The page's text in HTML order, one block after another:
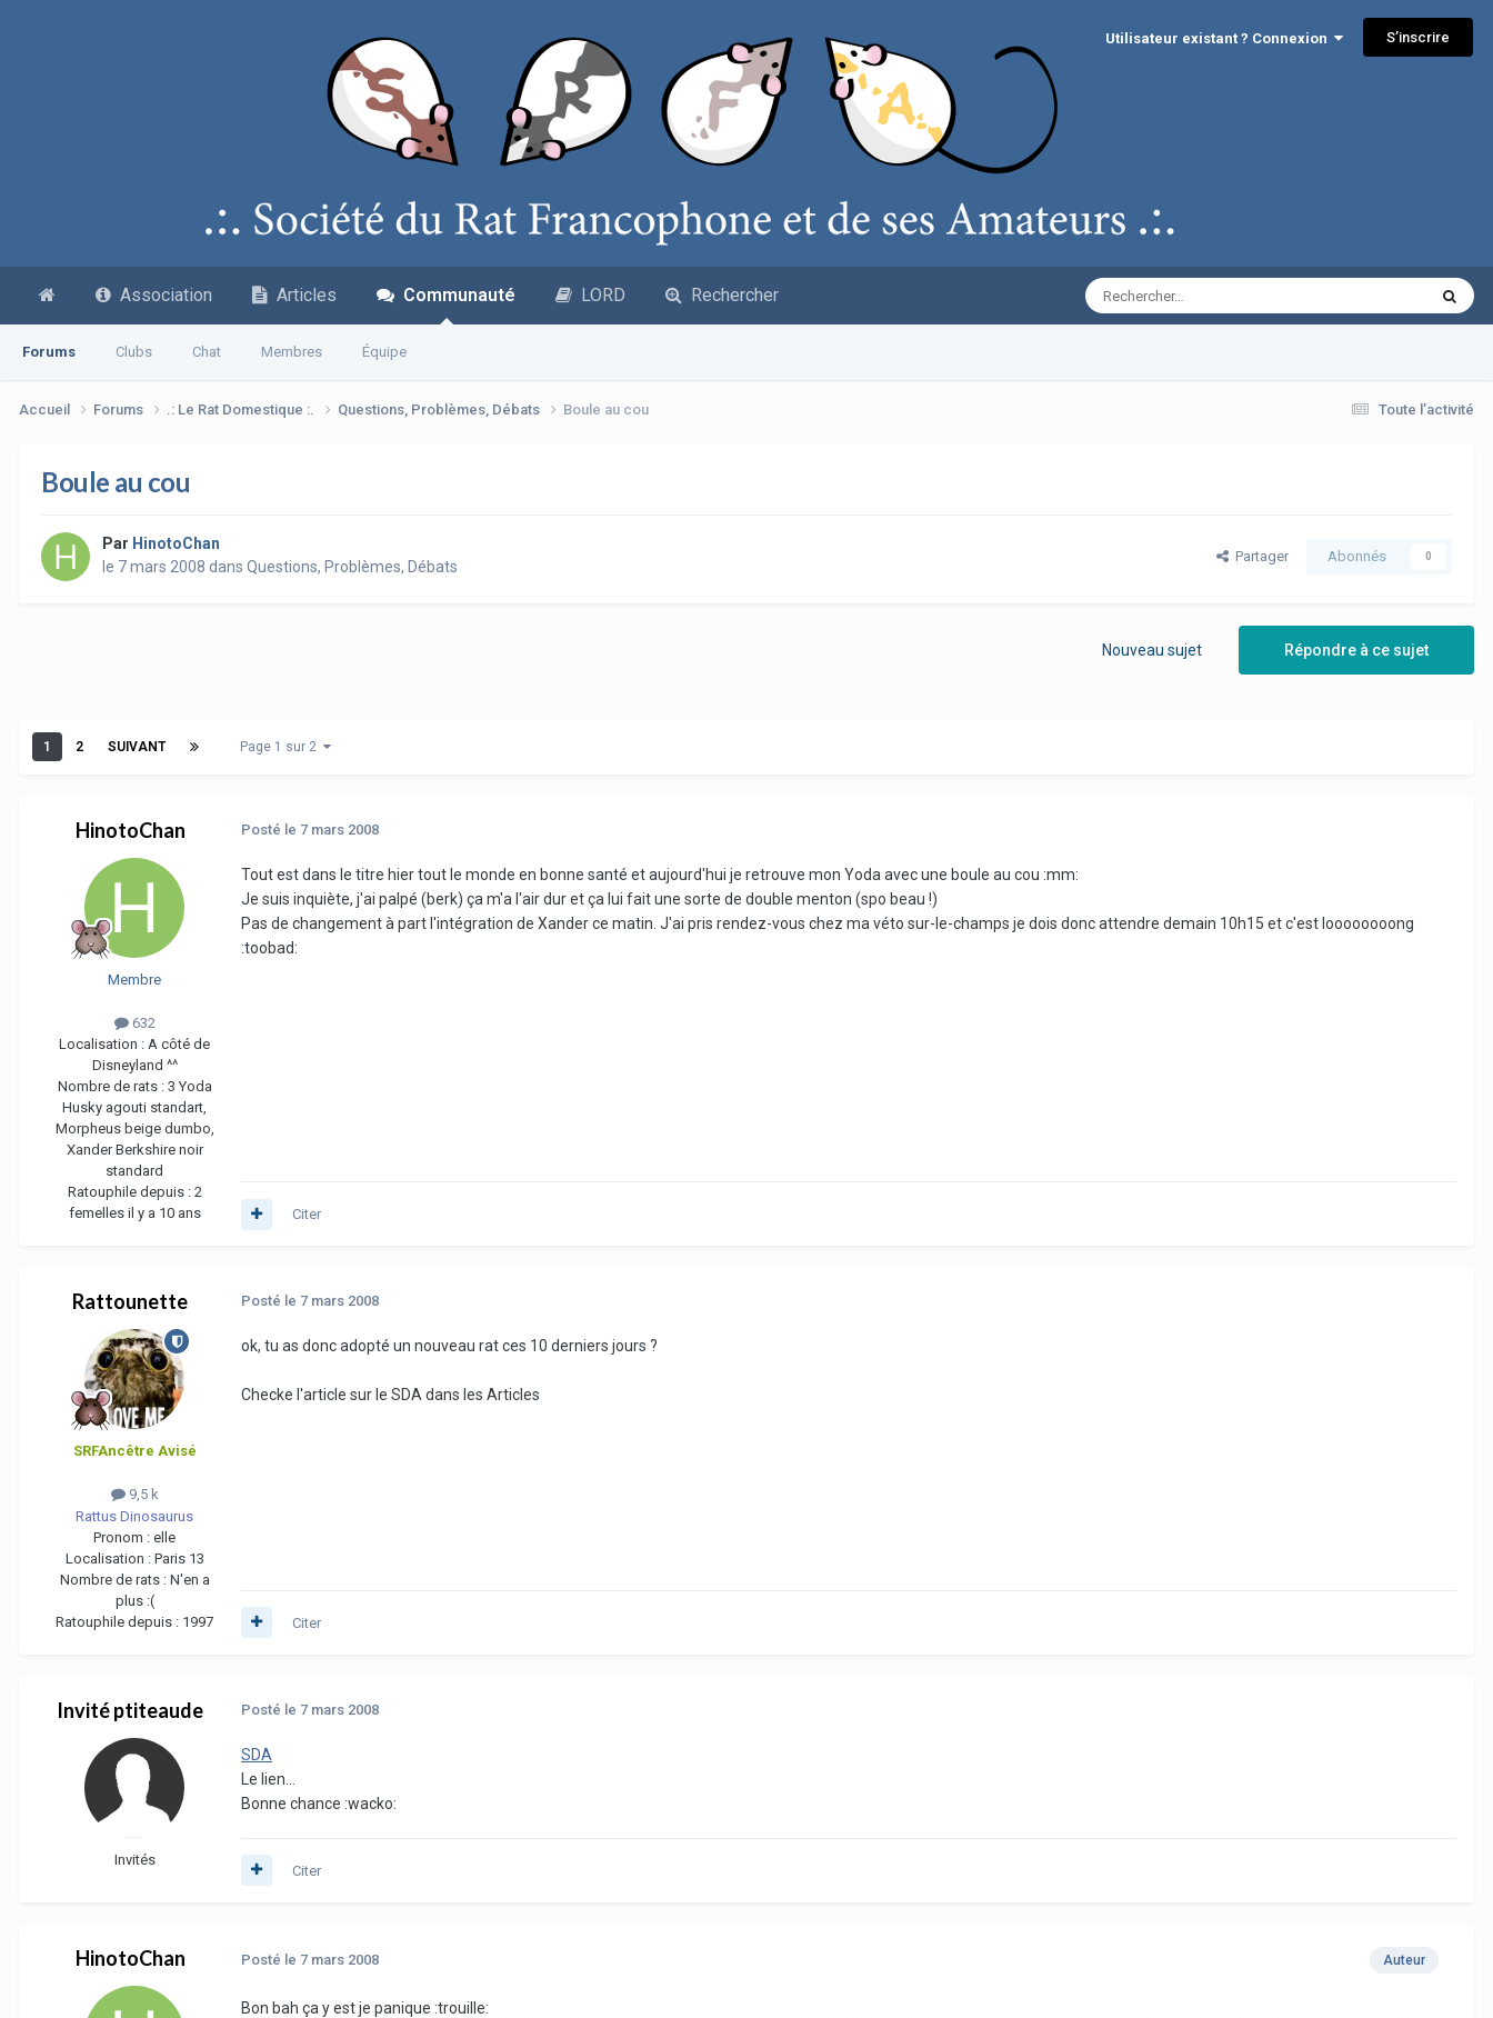
Utilisateur existant ? Connexion S’inscrire
Association Articles Communauté
Forums Clubs Chat Membres Équipe
LORD Rechercher
Toute l’activité
Accueil Forums .: Le Rat Domestique :. Questions, Problèmes, Débats Boule au cou
Boule au cou
Par HinotoChan
le 7 mars 2008 dans Questions, Problèmes, Débats
Partager Abonnés 0
Répondre à ce sujet
Nouveau sujet
1 2 SUIVANT Page 1 sur 2
HinotoChan
Membre
632
Localisation : A côté de
Disneyland ^^
Nombre de rats : 3 Yoda
Husky agouti standart,
Morpheus beige dumbo,
Xander Berkshire noir
standard
Ratouphile depuis : 2
femelles il y a 10 ans
Posté le 7 mars 2008
Tout est dans le titre hier tout le monde en bonne santé et aujourd'hui je retrouve mon Yoda avec une boule au cou :mm:
Je suis inquiète, j'ai palpé (berk) ça m'a l'air dur et ça lui fait une sorte de double menton (spo beau !)
Pas de changement à part l'intégration de Xander ce matin. J'ai pris rendez-vous chez ma véto sur-le-champs je dois donc attendre demain 10h15 et c'est loooooooong
:toobad:
Citer
Rattounette
SRFAncêtre Avisé
9,5 k
Rattus Dinosaurus
Pronom : elle
Localisation : Paris 13
Nombre de rats : N'en a
plus :(
Ratouphile depuis : 1997
Posté le 7 mars 2008
ok, tu as donc adopté un nouveau rat ces 10 derniers jours ?
Checke l'article sur le SDA dans les Articles
Citer
Invité ptiteaude
Invités
Posté le 7 mars 2008
SDA
Le lien...
Bonne chance :wacko:
Citer
HinotoChan Auteur
Posté le 7 mars 2008
Bon bah ça y est je panique :trouille: